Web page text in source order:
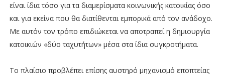
είναι ίδια τόσο για τα διαμερίσματα κοινωνικής κατοικίας όσο
και για εκείνα που θα διατίθενται εμπορικά από τον ανάδοχο.
Με αυτόν τον τρόπο επιδιώκεται να αποτραπεί η δημιουργία
κατοικιών «δύο ταχυτήτων» μέσα στα ίδια συγκροτήματα.
Το πλαίσιο προβλέπει επίσης αυστηρό μηχανισμό εποπτείας